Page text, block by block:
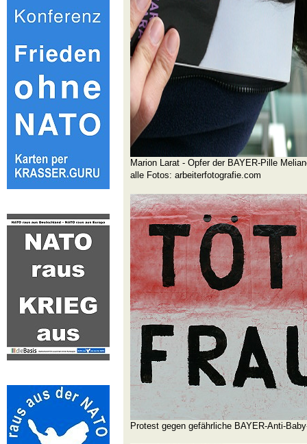
Marion Larat - Opfer der BAYER-Pille
alle Fotos: arbeiterfotografie.com
Protest gegen gefährliche BAYER-Anti-